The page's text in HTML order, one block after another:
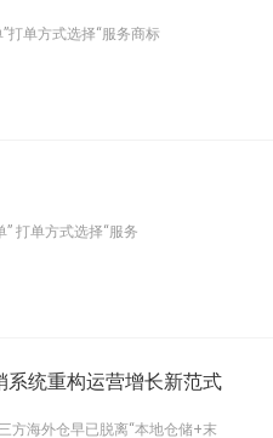
打单方式选择“服务商标
打单方式选择“服务
统重构运营增长新范式
方海外仓早已脱离“本地仓储+末